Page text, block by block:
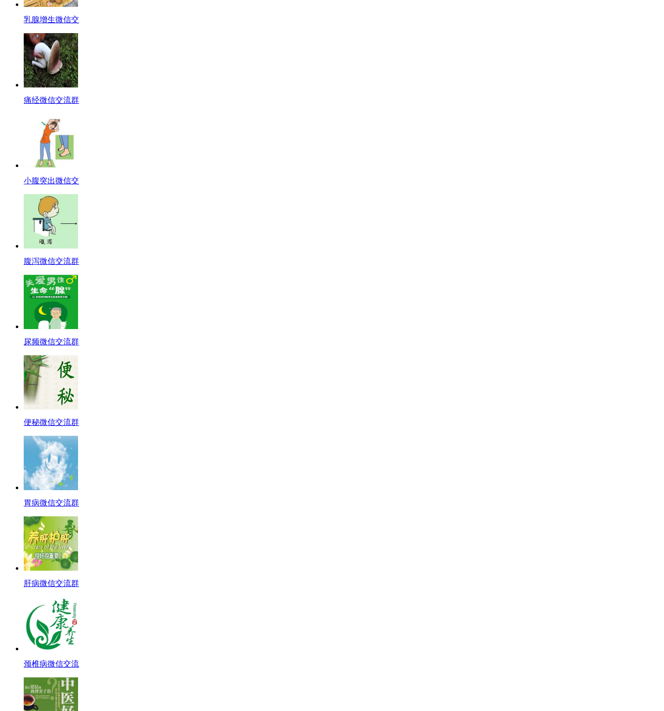
乳腺增生微信交
痛经微信交流群
小腹突出微信交
腹泻微信交流群
尿频微信交流群
便秘微信交流群
胃病微信交流群
肝病微信交流群
颈椎病微信交流